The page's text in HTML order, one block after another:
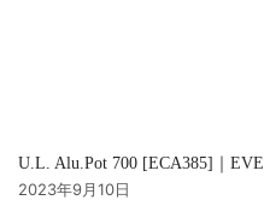
U.L. Alu.Pot 700 [ECA385]｜
2023年9月10日